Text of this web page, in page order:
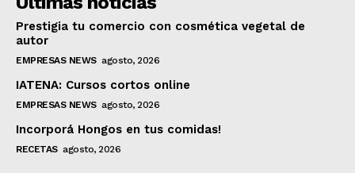
Prestigia tu comercio con cosmética vegetal de
autor
EMPRESAS NEWS agosto, 2026
IATENA: Cursos cortos online
EMPRESAS NEWS agosto, 2026
Incorporá Hongos en tus comidas!
RECETAS agosto, 2026